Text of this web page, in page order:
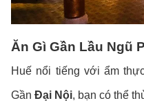
Ăn Gì Gần Lầu Ngũ
Huế nổi tiếng với ẩm
Gần Đại Nội, bạn có thể